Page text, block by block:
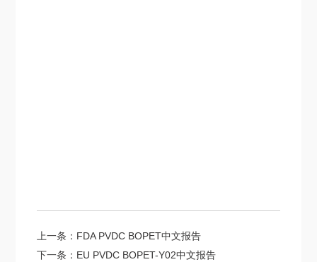
上一条： FDA PVDC BOPET中文报告
下一条： EU PVDC BOPET-Y02中文报告